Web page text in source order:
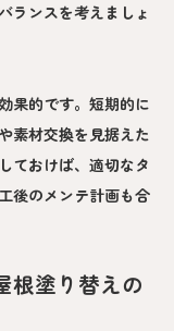
ランスを考えましょ
果的です。短期的に
素材交換を見据えた
ておけば、適切なタ
後のメンテ計画も合
根塗り替えの